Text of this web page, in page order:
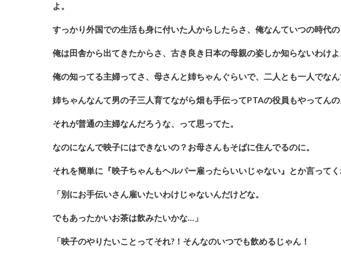
よ。
すっかり外国での生活も身に付いた人からしたらさ、俺なんていつの時代の
俺は田舎から出てきたからさ、古き良き日本の母親の姿しか知らないわけよ
俺の知ってる主婦ってさ、母さんと姉ちゃんぐらいで、二人とも一人でな
姉ちゃんなんて男の子三人育てながら畑も手伝ってPTAの役員もやってんの
それが普通の主婦なんだろうな、って思ってた。
なのになんで映子にはできないの？お母さんもそばに住んでるのに。
それを簡単に『映子ちゃんもヘルパー雇ったらいいじゃない』とか言って
「別にお手伝いさん雇いたいわけじゃないんだけどな。
でもあったかいお茶は飲みたいかな…」
「映子のやりたいことってそれ?！そんなのいつでも飲めるじゃん！